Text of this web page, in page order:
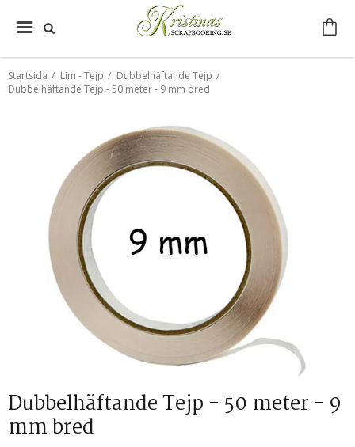
Startsida / Lim - Tejp / Dubbelhäftande Tejp /
Dubbelhäftande Tejp - 50 meter - 9 mm bred
Dubbelhäftande Tejp - 50 meter - 9
mm bred